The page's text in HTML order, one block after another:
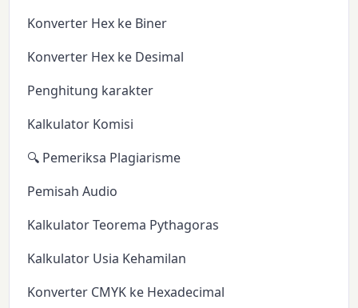
Konverter Hex ke Biner
Konverter Hex ke Desimal
Penghitung karakter
Kalkulator Komisi
🔍 Pemeriksa Plagiarisme
Pemisah Audio
Kalkulator Teorema Pythagoras
Kalkulator Usia Kehamilan
Konverter CMYK ke Hexadecimal